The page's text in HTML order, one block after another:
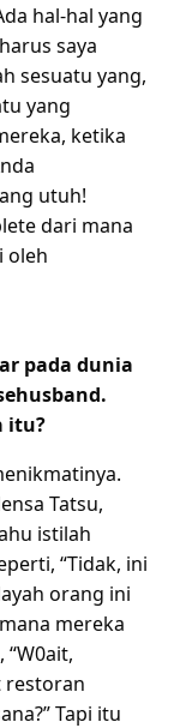
hal-hal yang
saya
sesuatu yang,
yang
ketika
utuh!
dari mana
oleh
pada dunia
itu?
Tatsu,
istilah
“Tidak, ini
orang ini
mereka
restoran
Tapi itu